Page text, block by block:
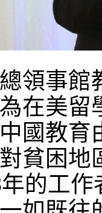
領事
在美
國教育
貧困
的工